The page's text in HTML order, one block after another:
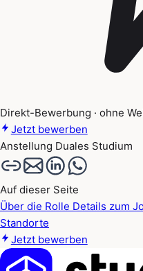
Direkt-Bewerbung · ohne
Jetzt bewerben
Anstellung Duales Studium
Auf dieser Seite
Über die Rolle Details zum
Standorte
Jetzt bewerben